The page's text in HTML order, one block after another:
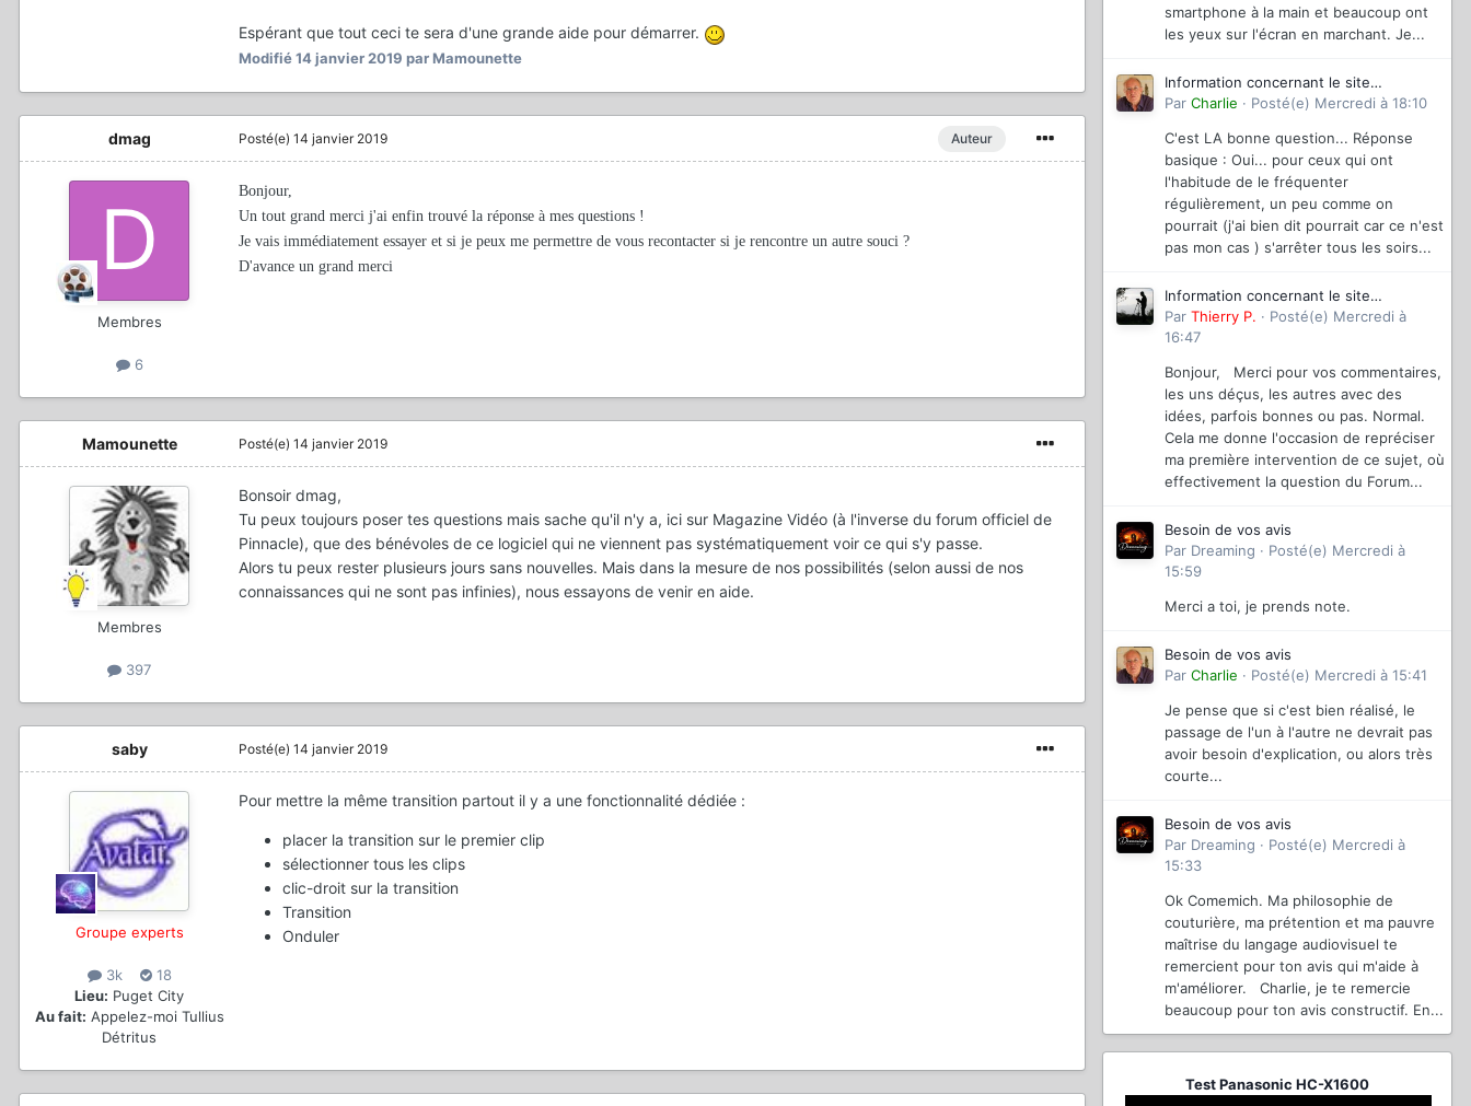
Espérant que tout ceci te sera d'une grande aide pour démarrer.
Modifié14 janvier 2019 par Mamounette
dmag
Membres
6
Auteur
Posté(e) 14 janvier 2019
Bonjour,
Un tout grand merci j'ai enfin trouvé la réponse à mes questions !
Je vais immédiatement essayer et si je peux me permettre de vous recontacter si je rencontre un autre souci ?
D'avance un grand merci
Mamounette
Membres
397
Posté(e) 14 janvier 2019
Bonsoir dmag,
Tu peux toujours poser tes questions mais sache qu'il n'y a, ici sur Magazine Vidéo (à l'inverse du forum officiel de
Pinnacle), que des bénévoles de ce logiciel qui ne viennent pas systématiquement voir ce qui s'y passe.
Alors tu peux rester plusieurs jours sans nouvelles. Mais dans la mesure de nos possibilités (selon aussi de nos
connaissances qui ne sont pas infinies), nous essayons de venir en aide.
saby
Groupe experts
3k
18
Lieu: Puget City
Au fait: Appelez-moi Tullius
Détritus
Posté(e) 14 janvier 2019
Pour mettre la même transition partout il y a une fonctionnalité dédiée :
placer la transition sur le premier clip
sélectionner tous les clips
clic-droit sur la transition
Transition
Onduler
smartphone à la main et beaucoup ont
les yeux sur l'écran en marchant. Je...
Information concernant le site
magazinevideo
Par Charlie · Posté(e) Mercredi à 18:10
C'est LA bonne question... Réponse
basique : Oui... pour ceux qui ont
l'habitude de le fréquenter
régulièrement, un peu comme on
pourrait (j'ai bien dit pourrait car ce n'est
pas mon cas ) s'arrêter tous les soirs...
Information concernant le site
magazinevideo
Par Thierry P. · Posté(e) Mercredi à
16:47
Bonjour, Merci pour vos commentaires,
les uns déçus, les autres avec des
idées, parfois bonnes ou pas. Normal.
Cela me donne l'occasion de repréciser
ma première intervention de ce sujet, où
effectivement la question du Forum...
Besoin de vos avis
Par Dreaming · Posté(e) Mercredi à
15:59
Merci a toi, je prends note.
Besoin de vos avis
Par Charlie · Posté(e) Mercredi à 15:41
Je pense que si c'est bien réalisé, le
passage de l'un à l'autre ne devrait pas
avoir besoin d'explication, ou alors très
courte...
Besoin de vos avis
Par Dreaming · Posté(e) Mercredi à
15:33
Ok Comemich. Ma philosophie de
couturière, ma prétention et ma pauvre
maîtrise du langage audiovisuel te
remercient pour ton avis qui m'aide à
m'améliorer. Charlie, je te remercie
beaucoup pour ton avis constructif. En...
Test Panasonic HC-X1600